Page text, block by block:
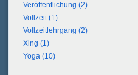
Veröffentlichung (2)
Vollzeit (1)
Vollzeitlehrgang (2)
Xing (1)
Yoga (10)